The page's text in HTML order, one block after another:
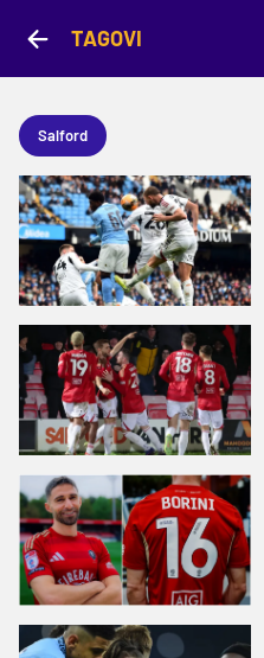
TAGOVI
Salford